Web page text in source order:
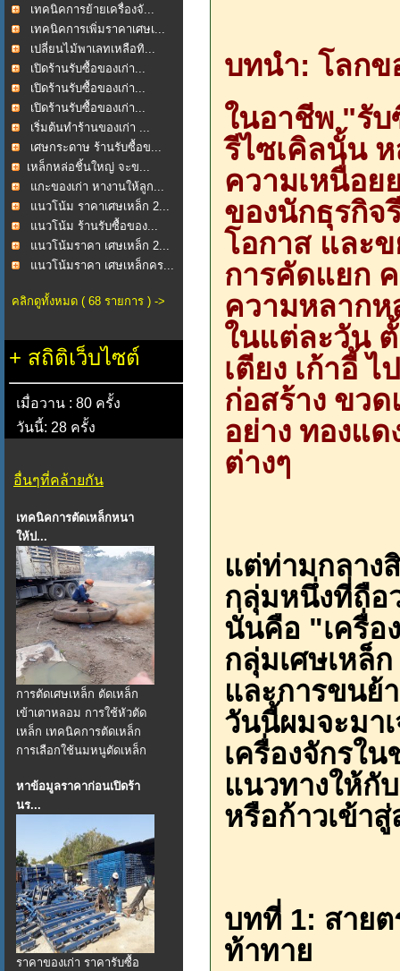
เทคนิคการย้ายเครื่องจั...
เทคนิคการเพิ่มราคาเศษเ...
เปลี่ยนไม้พาเลทเหลือทิ...
เปิดร้านรับซื้อของเก่า...
เปิดร้านรับซื้อของเก่า...
เปิดร้านรับซื้อของเก่า...
เริ่มต้นทำร้านของเก่า ...
เศษกระดาษ ร้านรับซื้อข...
​เหล็กหล่อชิ้นใหญ่ จะข...
แกะของเก่า หางานให้ลูก...
แนวโน้ม ราคาเศษเหล็ก 2...
แนวโน้ม ร้านรับซื้อของ...
แนวโน้มราคา เศษเหล็ก 2...
แนวโน้มราคา เศษเหล็กคร...
คลิกดูทั้งหมด ( 68 รายการ ) ->
+ สถิติเว็บไซต์
เมื่อวาน : 80 ครั้ง
วันนี้: 28 ครั้ง
อื่นๆที่คล้ายกัน
เทคนิคการตัดเหล็กหนา
ให้ป...
การตัดเศษเหล็ก ตัดเหล็ก
เข้าเตาหลอม การใช้หัวตัด
เหล็ก เทคนิคการตัดเหล็ก
การเลือกใช้นมหนูตัดเหล็ก
หาข้อมูลราคาก่อนเปิดร้า
นร...
ราคาของเก่า ราคารับซื้อ
บทนำ: โลกข
ในอาชีพ "รับ
รีไซเคิลนั้น
ความเหนื่อย
ของนักธุรกิจ
โอกาส และ
การคัดแยก
ความหลากห
ในแต่ละวัน
เตียง เก้าอี้
ก่อสร้าง ขว
อย่าง ทองแด
ต่างๆ
แต่ท่ามกลาง
กลุ่มหนึ่งที่ถือ
นั่นคือ "เครื่อ
กลุ่มเศษเหล็
และการขนย้
วันนี้ผมจะมา
เครื่องจักรใน
แนวทางให้กั
หรือก้าวเข้า
บทที่ 1: สายต
ท้าทาย